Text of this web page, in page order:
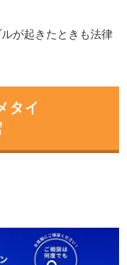
が起きたときも法律
タイ